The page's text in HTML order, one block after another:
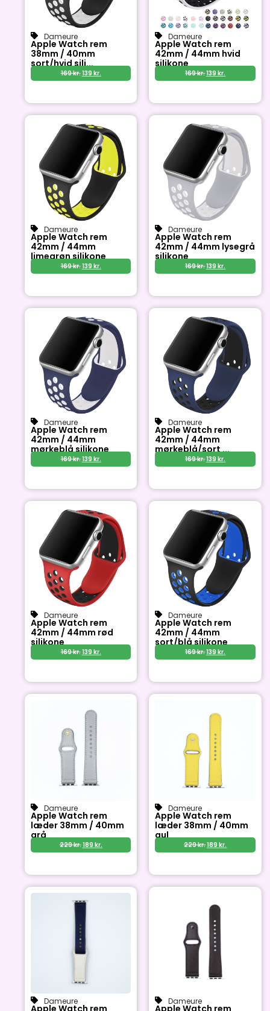
Dameure
Apple Watch rem
38mm / 40mm
sort/hvid sili...
169kr.139 kr.
Dameure
Apple Watch rem
42mm / 44mm hvid
silikone
169kr.139kr.
Dameure
Apple Watch rem
42mm / 44mm
limegrøn silikone
169kr.139 kr.
Dameure
Apple Watch rem
42mm / 44mm lysegrå
silikone
169kr.139kr.
Dameure
Apple Watch rem
42mm / 44mm
mørkeblå silikone
169kr.139 kr.
Dameure
Apple Watch rem
42mm / 44mm
mørkeblå/sort ...
169kr.139kr.
Dameure
Apple Watch rem
42mm / 44mm rød
silikone
169kr.139 kr.
Dameure
Apple Watch rem
42mm / 44mm
sort/blå silikone
169kr.139kr.
Dameure
Apple Watch rem
læder 38mm / 40mm
grå
229kr.189 kr.
Dameure
Apple Watch rem
læder 38mm / 40mm
gul
229kr.189kr.
Dameure Dameure